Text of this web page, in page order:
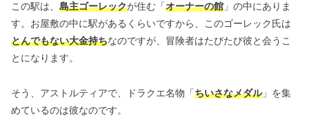
この駅は、 島主ゴーレックが住む「オーナーの館 」の中にありま
す。お屋敷の中に駅があるくらいですから、このゴーレック氏は
とんでもない大金持ちなのですが、冒険者はたびたび彼と会うこ
とになります。
そう、アストルティアで、ドラクエ名物「ちいさなメダル」を集
めているのは彼なのです。